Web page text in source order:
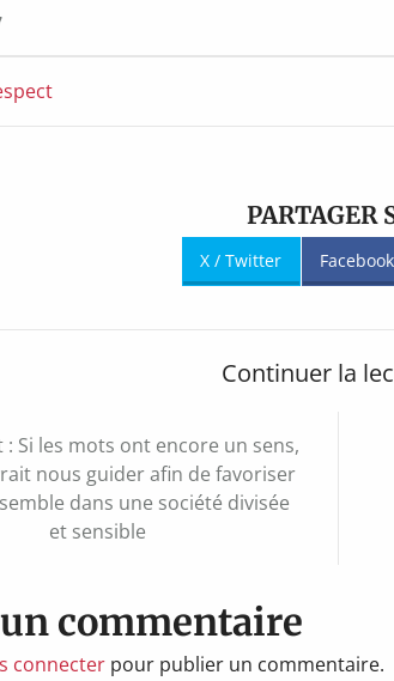
PARTAGER
X / Twitter Facebook
Continuer la
: Si les mots ont encore un sens,
nous guider afin de favoriser
dans une société divisée
et sensible
commentaire
connecter pour publier un commentaire.